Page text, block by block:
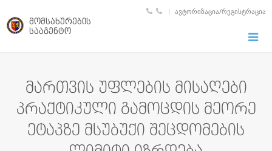
მომსახურების
სააგენტო
ᲐᲕᲢᲝᲠᲘᲖᲐᲪᲘᲐ/ᲠᲔᲒᲘᲡᲢᲠᲐᲪᲘᲐ
Toggle
მართვის უფლების მისაღები
პრაქტიკული გამოცდის მეორე
ეტაპზე მსუბუქი შეცდომების